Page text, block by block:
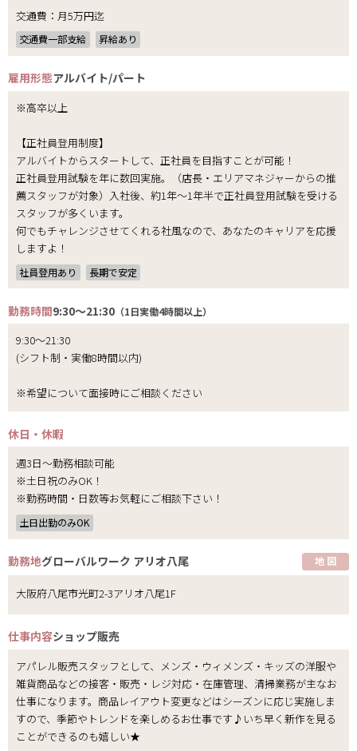
交通費：月5万円迄
交通費一部支給 昇給あり
雇用形態アルバイト/パート
※高卒以上
【正社員登用制度】
アルバイトからスタートして、正社員を目指すことが可能！
正社員登用試験を年に数回実施。（店長・エリアマネジャーからの推
薦スタッフが対象）入社後、約1年～1年半で正社員登用試験を受ける
スタッフが多くいます。
何でもチャレンジさせてくれる社風なので、あなたのキャリアを応援
しますよ！
社員登用あり 長期で安定
勤務時間9:30～21:30 （1日実働4時間以上）
9:30～21:30
(シフト制・実働8時間以内)
※希望について面接時にご相談ください
休日・休暇
週3日～勤務相談可能
※土日祝のみOK！
※勤務時間・日数等お気軽にご相談下さい！
土日出勤のみOK
勤務地グローバルワーク アリオ八尾 地 図
大阪府八尾市光町2-3アリオ八尾1F
仕事内容ショップ販売
アパレル販売スタッフとして、メンズ・ウィメンズ・キッズの洋服や
雑貨商品などの接客・販売・レジ対応・在庫管理、清掃業務が主なお
仕事になります。商品レイアウト変更などはシーズンに応じ実施しま
すので、季節やトレンドを楽しめるお仕事です♪いち早く新作を見る
ことができるのも嬉しい★